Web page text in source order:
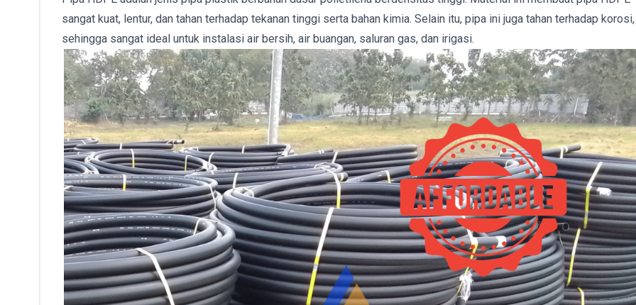
sangat kuat, lentur, dan tahan terhadap tekanan tinggi serta bahan kimia. Selain itu, pipa ini juga tahan terhadap korosi,
sehingga sangat ideal untuk instalasi air bersih, air buangan, saluran gas, dan irigasi.